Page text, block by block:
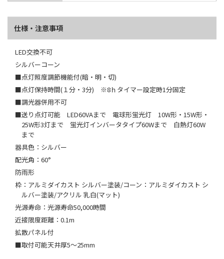
仕様・注意事項
LED交換不可
シルバーコーン
■点灯照度調節機能付(暗・明・切)
■点灯保持時間(１分・3分) ※8ｈタイマー設定時1分固定
■調光器併用不可
■送り点灯可能 LED60VAまで 電球形蛍光灯 10W形・15W形・
25W形3灯まで 蛍光灯インバータタイプ60Wまで 白熱灯60W
まで
器具色：シルバー
配光角：60°
防雨形
枠：アルミダイカスト シルバー塗装/コーン：アルミダイカスト シ
ルバー塗装/アクリル 乳白(マット)
光源寿命：光源寿命50,000時間
近接限度距離：0.1m
拡散パネル付
■取付可能天井厚5～25mm